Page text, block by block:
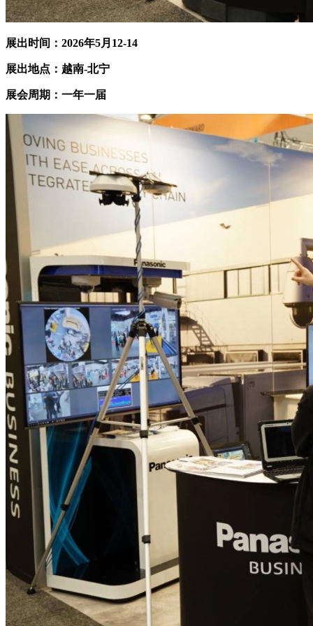
展出时间：2026年5月12-14
展出地点：越南-北宁
展会周期：一年一届